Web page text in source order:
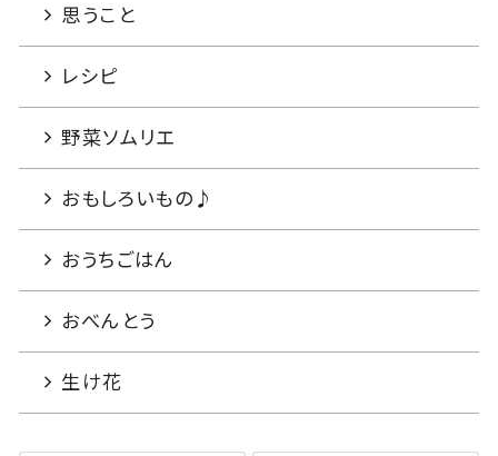
思うこと
レシピ
野菜ソムリエ
おもしろいもの♪
おうちごはん
おべんとう
生け花